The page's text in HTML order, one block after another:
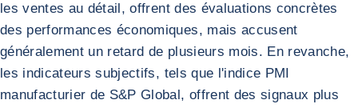
les ventes au détail, offrent des évaluations concrètes
des performances économiques, mais accusent
généralement un retard de plusieurs mois. En revanche,
les indicateurs subjectifs, tels que l'indice PMI
manufacturier de S&P Global, offrent des signaux plus